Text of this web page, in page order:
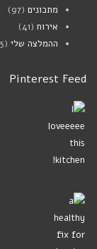
מתכונים (97)
אירוח (41)
ההמלצה שלי (95)
Pinterest Feed